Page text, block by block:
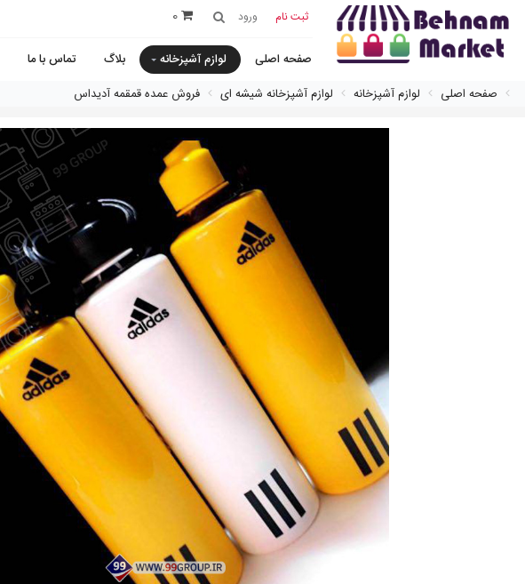
ثبت نام ورود 0
صفحه اصلی لوازم آشپزخانه بلاگ تماس با ما
صفحه اصلی
لوازم آشپزخانه لوازم آشپزخانه شیشه ای فروش عمده قمقمه آديداس